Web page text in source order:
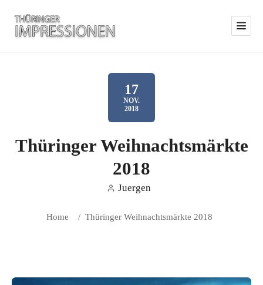
17
NOV.
2018
Thüringer Weihnachtsmärkte
2018
Juergen
Home / Thüringer Weihnachtsmärkte 2018